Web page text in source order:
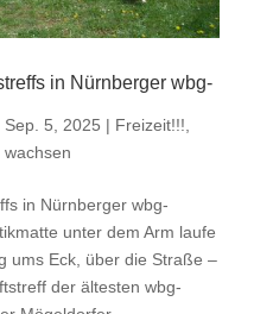
in Nürnberger wbg-
Sep. 5, 2025 | Freizeit!!!
in Nürnberger wbg-
unter dem Arm laufe
ums Eck, über die Straße –
der ältesten wbg-